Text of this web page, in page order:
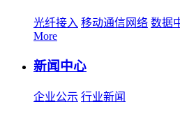
光纤接入 移动通信网络 数据
More
新闻中心
企业公示 行业新闻